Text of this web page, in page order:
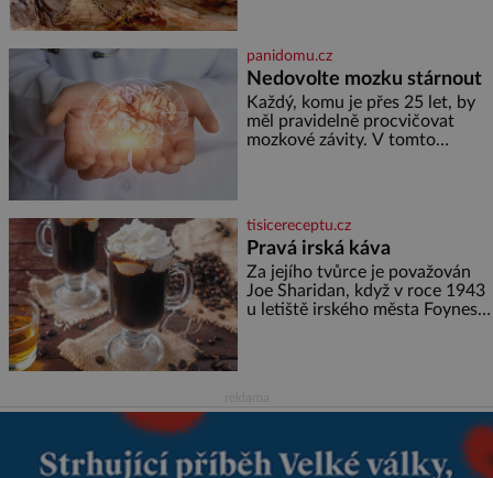
ale doprovázena ohromným
dědictvím
panidomu.cz
Nedovolte mozku stárnout
Každý, komu je přes 25 let, by
měl pravidelně procvičovat
mozkové závity. V tomto
marně v paměti lovíte název
knížky, kterou jste nedávno
přečetli. Je to opravdu tak, s
věkem jako kdyby se paměť
rozhodla stávkovat. Cvičte
tisicereceptu.cz
Pravá irská káva
Za jejího tvůrce je považován
Joe Sharidan, když v roce 1943
u letiště irského města Foynes